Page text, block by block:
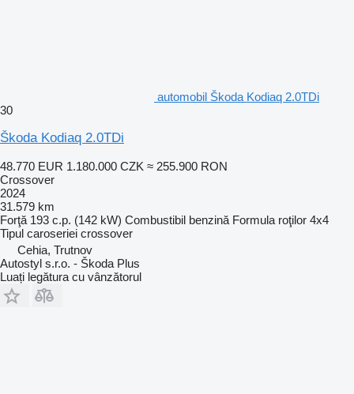
automobil Škoda Kodiaq 2.0TDi
30
Škoda Kodiaq 2.0TDi
48.770 EUR 1.180.000 CZK ≈ 255.900 RON
Crossover
2024
31.579 km
Forţă 193 c.p. (142 kW) Combustibil benzină Formula roţilor 4x4
Tipul caroseriei crossover
Cehia, Trutnov
Autostyl s.r.o. - Škoda Plus
Luați legătura cu vânzătorul